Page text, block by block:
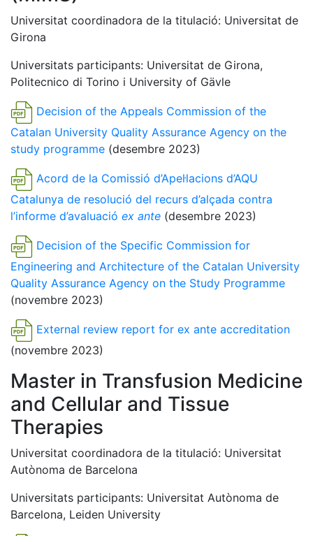
Universitat coordinadora de la titulació: Universitat de
Girona
Universitats participants: Universitat de Girona,
Politecnico di Torino i University of Gävle
Decision of the Appeals Commission of the
Catalan University Quality Assurance Agency on the
study programme (desembre 2023)
Acord de la Comissió d’Apel·lacions d’AQU
Catalunya de resolució del recurs d’alçada contra
l’informe d’avaluació ex ante (desembre 2023)
Decision of the Specific Commission for
Engineering and Architecture of the Catalan University
Quality Assurance Agency on the Study Programme
(novembre 2023)
External review report for ex ante accreditation
(novembre 2023)
Master in Transfusion Medicine
and Cellular and Tissue
Therapies
Universitat coordinadora de la titulació: Universitat
Autònoma de Barcelona
Universitats participants: Universitat Autònoma de
Barcelona, Leiden University